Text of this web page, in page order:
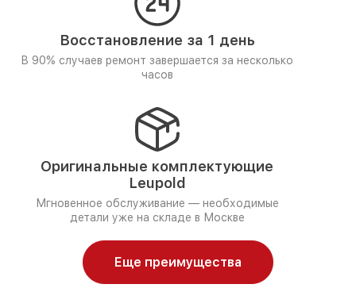
Восстановление за 1 день
В 90% случаев ремонт завершается за несколько
часов
Оригинальные комплектующие
Leupold
Мгновенное обслуживание — необходимые
детали уже на складе в Москве
Еще преимущества